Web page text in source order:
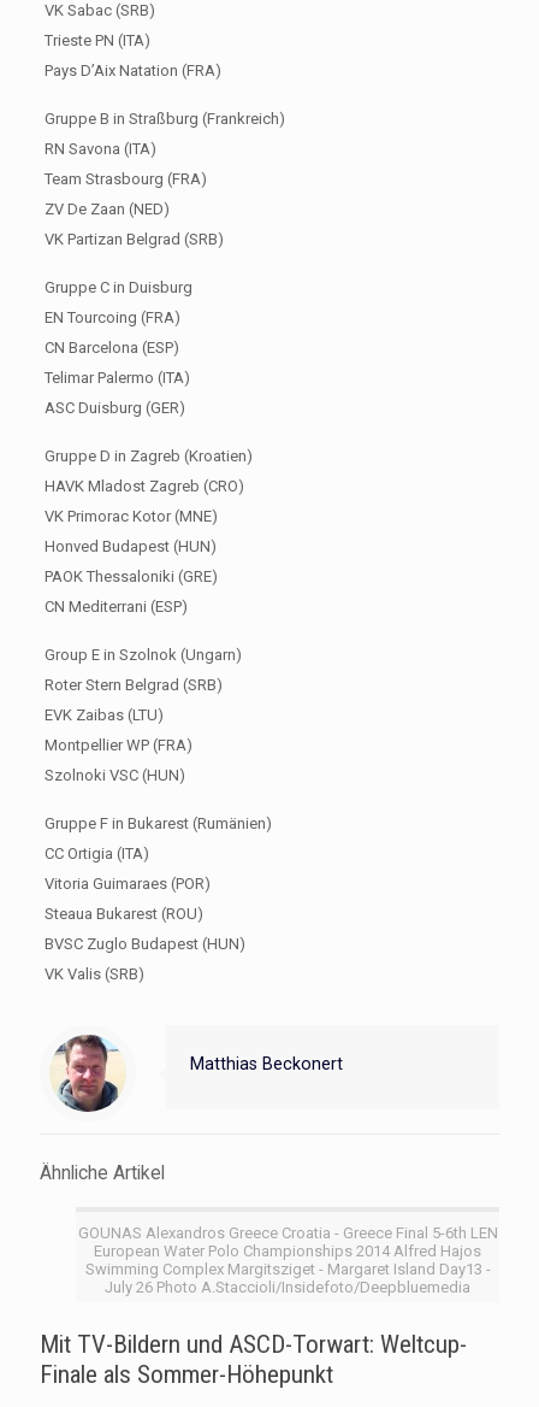
VK Sabac (SRB)
Trieste PN (ITA)
Pays D’Aix Natation (FRA)
Gruppe B in Straßburg (Frankreich)
RN Savona (ITA)
Team Strasbourg (FRA)
ZV De Zaan (NED)
VK Partizan Belgrad (SRB)
Gruppe C in Duisburg
EN Tourcoing (FRA)
CN Barcelona (ESP)
Telimar Palermo (ITA)
ASC Duisburg (GER)
Gruppe D in Zagreb (Kroatien)
HAVK Mladost Zagreb (CRO)
VK Primorac Kotor (MNE)
Honved Budapest (HUN)
PAOK Thessaloniki (GRE)
CN Mediterrani (ESP)
Group E in Szolnok (Ungarn)
Roter Stern Belgrad (SRB)
EVK Zaibas (LTU)
Montpellier WP (FRA)
Szolnoki VSC (HUN)
Gruppe F in Bukarest (Rumänien)
CC Ortigia (ITA)
Vitoria Guimaraes (POR)
Steaua Bukarest (ROU)
BVSC Zuglo Budapest (HUN)
VK Valis (SRB)
Matthias Beckonert
Ähnliche Artikel
GOUNAS Alexandros Greece Croatia - Greece Final 5-6th LEN
European Water Polo Championships 2014 Alfred Hajos
Swimming Complex Margitsziget - Margaret Island Day13 -
July 26 Photo A.Staccioli/Insidefoto/Deepbluemedia
Mit TV-Bildern und ASCD-Torwart: Weltcup-
Finale als Sommer-Höhepunkt